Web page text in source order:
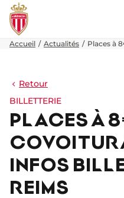
Accueil Actualités Places à
Retour
BILLETTERIE
PLACES À
INFOS
REIMS